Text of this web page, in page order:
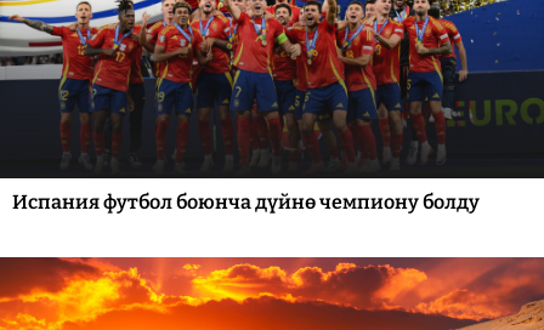
Испания футбол боюнча дүйнө чемпиону болду